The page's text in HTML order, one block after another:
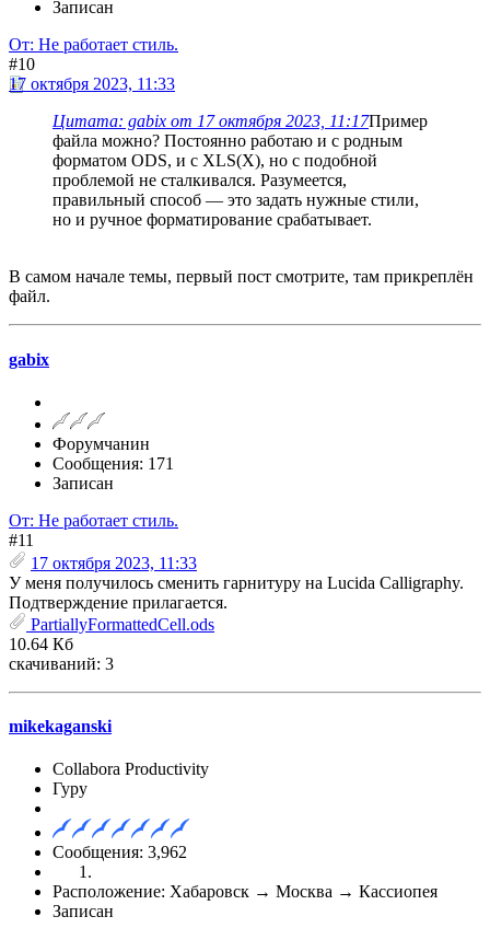
Записан
От: Не работает стиль.
#10
17 октября 2023, 11:33
Цитата: gabix от 17 октября 2023, 11:17Пример
файла можно? Постоянно работаю и с родным
форматом ODS, и с XLS(X), но с подобной
проблемой не сталкивался. Разумеется,
правильный способ — это задать нужные стили,
но и ручное форматирование срабатывает.
В самом начале темы, первый пост смотрите, там прикреплён
файл.
gabix
Форумчанин
Сообщения: 171
Записан
От: Не работает стиль.
#11
17 октября 2023, 11:33
У меня получилось сменить гарнитуру на Lucida Calligraphy.
Подтверждение прилагается.
PartiallyFormattedCell.ods
10.64 Кб
скачиваний: 3
mikekaganski
Collabora Productivity
Гуру
Сообщения: 3,962
Расположение: Хабаровск → Москва → Кассиопея
Записан